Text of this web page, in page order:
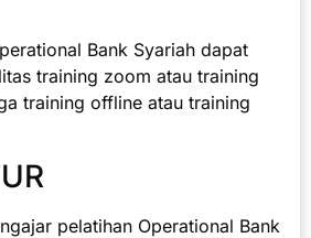
Bank Syariah dapat
training zoom atau training
training offline atau training
pelatihan Operational Bank